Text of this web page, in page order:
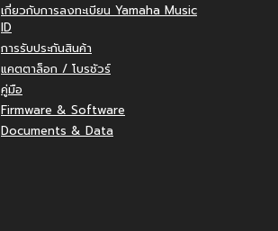
เกี่ยวกับการลงทะเบียน Yamaha Music
ID
การรับประกันสินค้า
แคตตาล็อก / โบรชัวร์
คู่มือ
Firmware & Software
Documents & Data